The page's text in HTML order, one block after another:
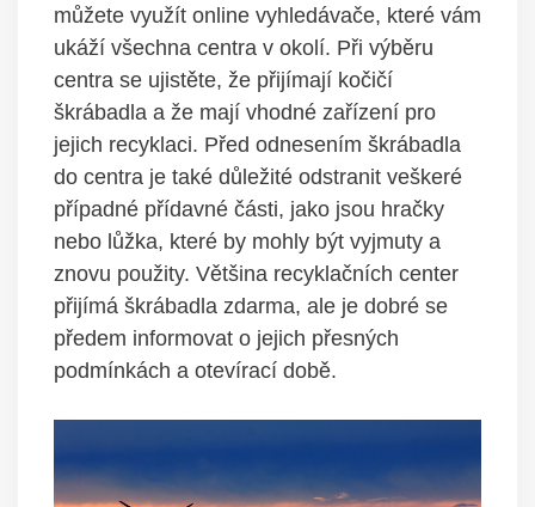
můžete využít online vyhledávače, které vám
ukáží všechna centra v okolí. Při výběru
centra se ujistěte, že přijímají kočičí
škrábadla a že mají vhodné zařízení pro
jejich recyklaci. Před odnesením škrábadla
do centra je také důležité odstranit veškeré
případné přídavné části, jako jsou hračky
nebo lůžka, které by mohly být vyjmuty a
znovu použity. Většina recyklačních center
přijímá škrábadla zdarma, ale je dobré se
předem informovat o jejich přesných
podmínkách a otevírací době.